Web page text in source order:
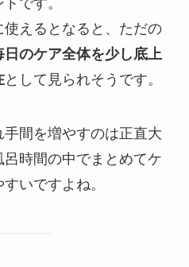
えるとなると、ただの
日のケア全体を少し底上
として見られそうです。
間を増やすのは正直大
時間の中でまとめてケ
いですよね。